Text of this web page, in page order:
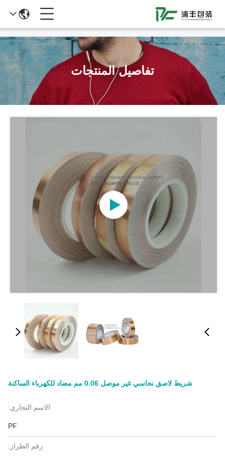
تفاصيل المنتجات
شريط لاصق نحاسي غير موصل 0.06 مم مضاد للكهرباء الساكنة
الاسم التجاري:
PF
رقم الطراز: